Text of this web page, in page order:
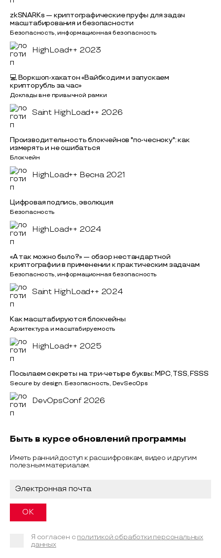
zkSNARKs — криптографические пруфы для задач
масштабирования и безопасности
Безопасность, информационная безопасность
HighLoad++ 2023
💻 Воркшоп-хакатон «Вайбкодим и запускаем
крипторубль за час»
Доклады вне привычной рамки
Saint HighLoad++ 2026
Производительность блокчейнов "по-чесноку": как
измерять и не ошибаться
Блокчейн
HighLoad++ Весна 2021
Цифровая подпись, эволюция
Безопасность
HighLoad++ 2024
«А так можно было?» — обзор нестандартной
криптографии в применении к практическим задачам
Безопасность, информационная безопасность
Saint HighLoad++ 2024
Как масштабируются блокчейны
Архитектура и масштабируемость
HighLoad++ 2025
Посылаем секреты на три-четыре буквы: MPC, TSS, FSSS
Secure by design. Безопасность, DevSecOps
DevOpsConf 2026
Быть в курсе обновлений программы
Иметь ранний доступ к расшифровкам, видео и другим
полезным материалам.
Я согласен с политикой обработки персональных
данных